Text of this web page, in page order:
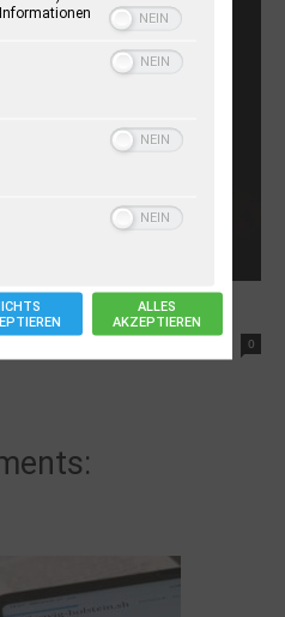
Deluxe
Dezember 2024 0
ALLES
AKZEPTIEREN